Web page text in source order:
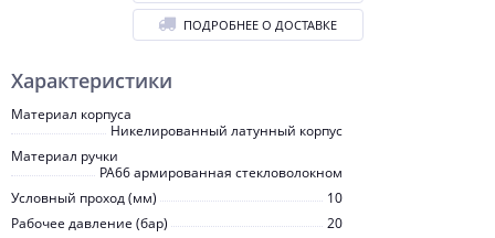
Характеристики
Материал корпуса
Никелированный латунный корпус
Материал ручки
PA66 армированная стекловолокном
Условный проход (мм)
10
Рабочее давление (бар)
20
ПОДРОБНЕЕ О ДОСТАВКЕ